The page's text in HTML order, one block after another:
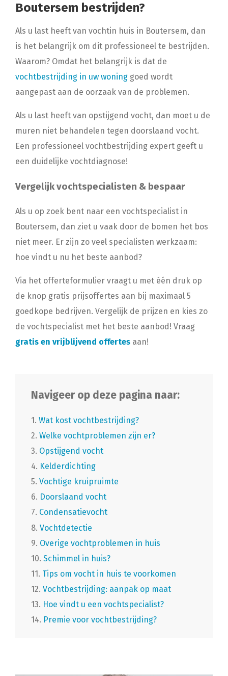
Boutersem bestrijden?
Als u last heeft van vochtin huis in Boutersem, dan
is het belangrijk om dit professioneel te bestrijden.
Waarom? Omdat het belangrijk is dat de
vochtbestrijding in uw woning goed wordt
aangepast aan de oorzaak van de problemen.
Als u last heeft van opstijgend vocht, dan moet u de
muren niet behandelen tegen doorslaand vocht.
Een professioneel vochtbestrijding expert geeft u
een duidelijke vochtdiagnose!
Vergelijk vochtspecialisten & bespaar
Als u op zoek bent naar een vochtspecialist in
Boutersem, dan ziet u vaak door de bomen het bos
niet meer. Er zijn zo veel specialisten werkzaam:
hoe vindt u nu het beste aanbod?
Via het offerteformulier vraagt u met één druk op
de knop gratis prijsoffertes aan bij maximaal 5
goedkope bedrijven. Vergelijk de prijzen en kies zo
de vochtspecialist met het beste aanbod! Vraag
gratis en vrijblijvend offertes aan!
Navigeer op deze pagina naar:
1. Wat kost vochtbestrijding?
2. Welke vochtproblemen zijn er?
3. Opstijgend vocht
4. Kelderdichting
5. Vochtige kruipruimte
6. Doorslaand vocht
7. Condensatievocht
8. Vochtdetectie
9. Overige vochtproblemen in huis
10. Schimmel in huis?
11. Tips om vocht in huis te voorkomen
12. Vochtbestrijding: aanpak op maat
13. Hoe vindt u een vochtspecialist?
14. Premie voor vochtbestrijding?